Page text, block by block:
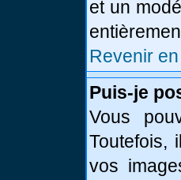
et un
Revenir
Puis-je
Vous
Toutefois,
vos